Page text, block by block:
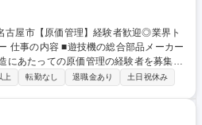
ー
にあたっての原価管理の経験者を募集い
、効率的にモノづくりをするために不可
打ち合わせを行います。製品の仕様や製
上 転勤なし 退職金あり 土日祝休み